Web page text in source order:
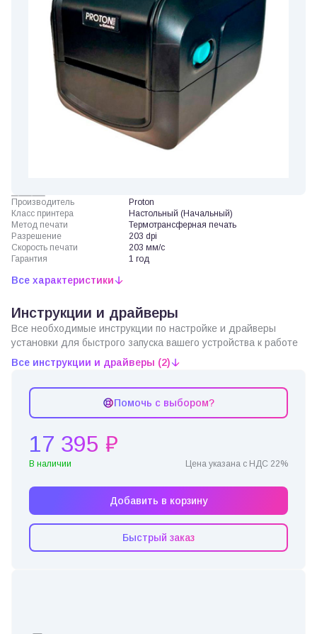
Производитель
Proton
Класс принтера
Настольный (Начальный)
Метод печати
Термотрансферная печать
Разрешение
203 dpi
Скорость печати
203 мм/с
Гарантия
1 год
Все характеристики
Инструкции и драйверы
Все необходимые инструкции по настройке и драйверы
установки для быстрого запуска вашего устройства к работе
Все инструкции и драйверы (2)
Помочь с выбором?
17 395 ₽
В наличии Цена указана с НДС 22%
Добавить в корзину
Быстрый заказ